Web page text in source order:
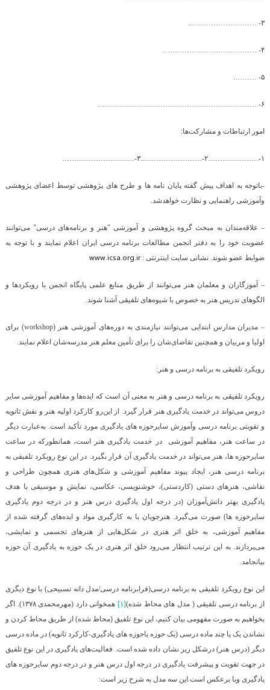
۳- ………………………..
۴- …………………………………
۵- ……….
۶- …………………………………………………………
امور ارتباطات و مشارکت‌ها:
۱-…………………۲-……………………..۳-…………………………
-باتوجه به اهداف پیش گفته پایان نامه ها و طرح های پژوهشی توسط اعضای پژوهشی
وآموزشی راهنمایی و نظارت خواهدشد.
– علاقه‌مندان به مبحث گروه پژوهشی و آموزشی "هنر و برنامه‌های درسی"می‌توانند
عضویت خود را به دفتر انجمن مطالعات برنامه درسی ایران اعلام نمایند و با توجه به
ضوابط عضو شوند. نشانی سایت اینترنتی :www.icsa.org.ir
– آموزگاران و معلمان هنر می‌توانند از طریق منابع علمی پایگاه انجمن با رویکردها و
الگوهای تدریس هنر به خصوص با شیوه‌های تلفیقی آشنا شوند.
– مدیران مدارس ابتدایی می‌توانند نیازمندی به دوره‌های آموزشی هنر(workshop) برای
اولیا و مربیان و همچنین تقاضای‌شان را برای تأمین معلم هنر مدرسه‌شان اعلام نمایند.
رویکرد تلفیقی به برنامه درسی و هنر:
رویکرد تلفیقی به برنامه درسی و هنر به معنی آن است که ایده‌ها و مفاهیم آموزشی سایر
دروس می‌تواند در خدمت یادگیری هنر قرار گیرد. از این‌رو کارکرد اولیه هنر و نقش ثانویه
و تقویتی برنامه درسی وآموزش سایرحوزه های یادگیری مورد تأکید است. به‌عبارت دیگر
در ساعت هنر، مفاهیم آموزشی در خدمت یادگیری هنر است، همانطورکه در ساعت
سایرحوزه ها، هنر می‌تواند در خدمت یادگیری آن قرار بگیرد. در این نوع رویکرد تلفیقی به
برنامه درسی هنر، ایجاد پیوند مفاهیم آموزشی و شکل‌های هنری همچون طراحی و
نقاشی، هنرهای دستی (کاردستی)، خوشنویسی، عکاسی، نمایش و موسیقی با هدف
یادگیری بهتر دانش‌آموزان (در درجه اول یادگیری درس هنر و در درجه دوم یادگیری
سایرحوزه ها) صورت می‌گیرد. هنرجویان با به کارگیری مواد و ایده‌های گرفته شده از
مفاهیم آموزشی، به خلق اثر هنری در شکل‌هایی از هنرهای تجسمی و نمایشی،
می‌پردازند. به این ترتیب انتظار می‌رود خلق اثر هنری در یک حوزه به یادگیری آن حوزه
بیانجامد.
این نوع رویکرد تلفیقی به برنامه درسی(فرابرنامه درسی/مدل دانه تسبیحی) با نوع دیگری
از برنامه درسی تلفیقی ( مدل های محاط شده)[۱]
همخوانی دارد (مهرمحمدی ۱۳۷۸). اگر
بخواهیم به صورت مفهومی بیان کنیم، این نوع تلفیق (محاط شده) از طریق محاط کردن و
نشاندن یک یا چند ماده درسی (یک حوزه یاحوزه های یادگیری-کارکرد ثانویه) در ماده درسی
دیگر (درس هنر) درشکل زیر نشان داده شده است. فعالیت‌های یادگیری در این نوع تلفیق
در جهت تقویت و پیشرفت یادگیری در درجه اول درس هنر و در درجه دوم سایرحوزه های
یادگیری ویا برعکس است.این سه مدل به شرح زیر است: